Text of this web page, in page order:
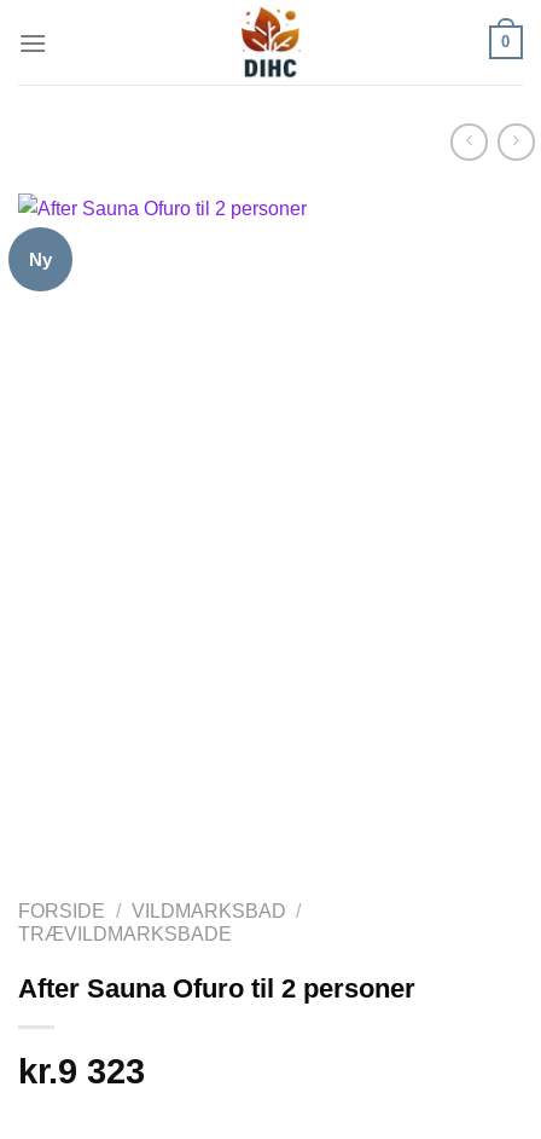
0
Ny
FORSIDE / VILDMARKSBAD /
TRÆVILDMARKSBADE
After Sauna Ofuro til 2 personer
kr.9 323